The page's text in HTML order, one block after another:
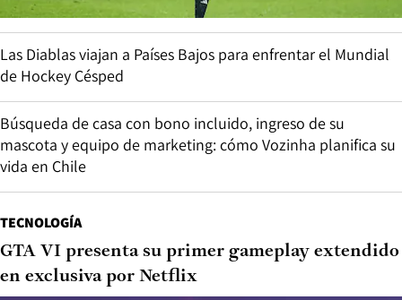
Las Diablas viajan a Países Bajos para enfrentar el Mundial
de Hockey Césped
Búsqueda de casa con bono incluido, ingreso de su
mascota y equipo de marketing: cómo Vozinha planifica su
vida en Chile
TECNOLOGÍA
GTA VI presenta su primer gameplay extendido
en exclusiva por Netflix